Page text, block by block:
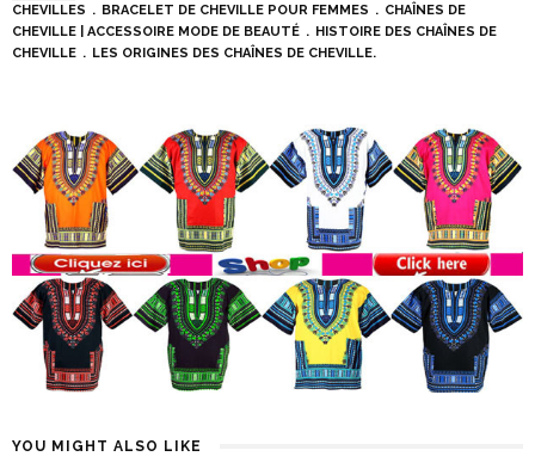
CHEVILLES
BRACELET DE CHEVILLE POUR FEMMES
CHAÎNES DE
CHEVILLE | ACCESSOIRE MODE DE BEAUTÉ
HISTOIRE DES CHAÎNES DE
CHEVILLE
LES ORIGINES DES CHAÎNES DE CHEVILLE.
YOU MIGHT ALSO LIKE